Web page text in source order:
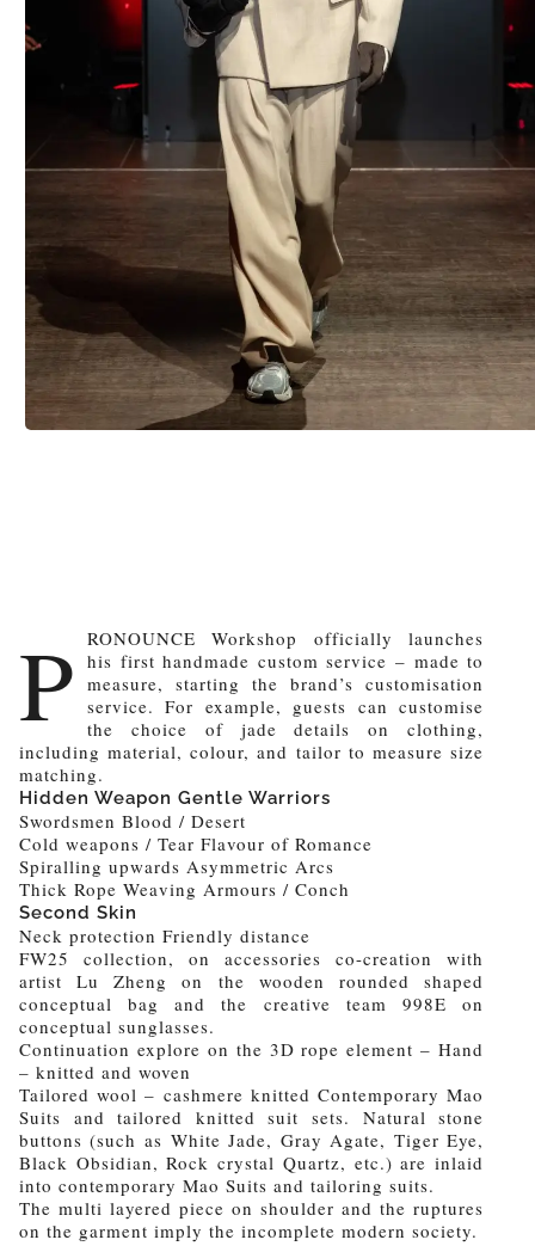
P RONOUNCE Workshop officially launches
his first handmade custom service – made to
measure, starting the brand’s customisation
service. For example, guests can customise
the choice of jade details on clothing,
including material, colour, and tailor to measure size
matching.
Hidden Weapon Gentle Warriors
Swordsmen Blood / Desert
Cold weapons / Tear Flavour of Romance
Spiralling upwards Asymmetric Arcs
Thick Rope Weaving Armours / Conch
Second Skin
Neck protection Friendly distance
FW25 collection, on accessories co-creation with
artist Lu Zheng on the wooden rounded shaped
conceptual bag and the creative team 998E on
conceptual sunglasses.
Continuation explore on the 3D rope element – Hand
– knitted and woven
Tailored wool – cashmere knitted Contemporary Mao
Suits and tailored knitted suit sets. Natural stone
buttons (such as White Jade, Gray Agate, Tiger Eye,
Black Obsidian, Rock crystal Quartz, etc.) are inlaid
into contemporary Mao Suits and tailoring suits.
The multi layered piece on shoulder and the ruptures
on the garment imply the incomplete modern society.